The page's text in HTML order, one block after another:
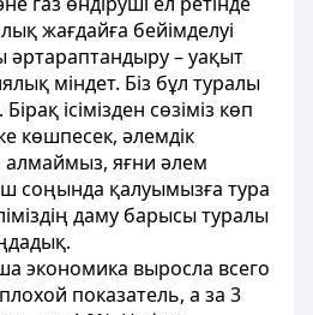
жағдайға бейімделуі
әртараптандыру – уақыт
міндет. Біз бұл туралы
ісімізден сөзіміз көп
көшпесек, әлемдік
алмаймыз, яғни әлем
соңында қалуымызға тура
даму барысы туралы
экономика выросла всего
показатель, а за 3